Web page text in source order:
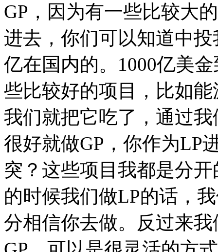
GP，因为有一些比较大
进去，你们可以知道中
亿在国内的。1000亿美
些比较好的项目，比如
我们就把它吃了，通过
很好就做GP，你作为LP
突？这些项目我都是分
的时候我们做LP的话，
分相信你去做。反过来